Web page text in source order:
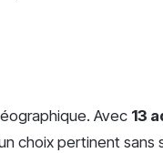
Avec 13
choix pertinent sans